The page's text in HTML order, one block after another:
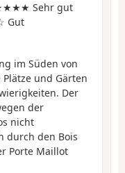
Sehr gut
Gut
im Süden von
und Gärten
Der
der
nicht
durch den Bois
Porte Maillot